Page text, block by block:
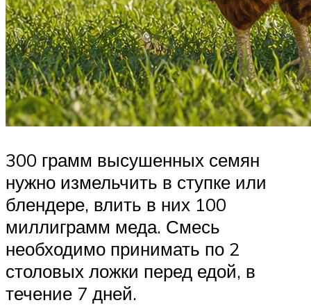
300 грамм высушенных семян
нужно измельчить в ступке или
блендере, влить в них 100
миллиграмм меда. Смесь
необходимо принимать по 2
столовых ложки перед едой, в
течение 7 дней.